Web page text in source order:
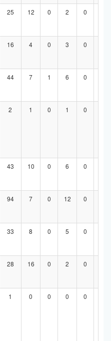
25 12 0 2 0
16 4 0 3 0
44 7 1 6 0
2 1 0 1 0
43 10 0 6 0
94 7 0 12 0
33 8 0 5 0
28 16 0 2 0
1 0 0 0 0